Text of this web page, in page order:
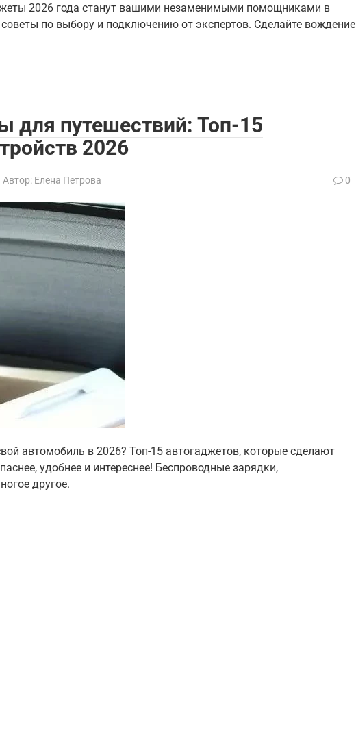
2026 года станут вашими незаменимыми помощниками в
по выбору и подключению от экспертов. Сделайте вождение
для путешествий: Топ-15
2026
Автор: Елена Петрова 0
автомобиль в 2026? Топ-15 автогаджетов, которые сделают
удобнее и интереснее! Беспроводные зарядки,
другое.